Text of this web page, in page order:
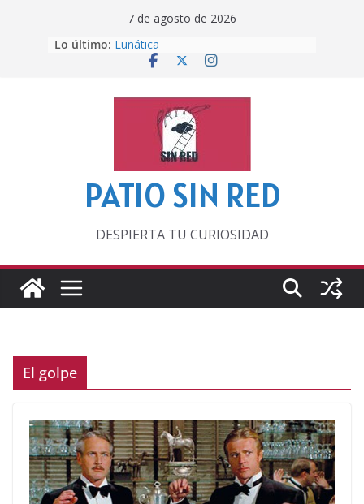
7 de agosto de 2026
Lo último: Lunática
Pero, hasta entonces…
‘La broma infinita’ de recomendar
lecturas veraniegas
Otra del Mundial
PATIO SIN RED
DESPIERTA TU CURIOSIDAD
El golpe